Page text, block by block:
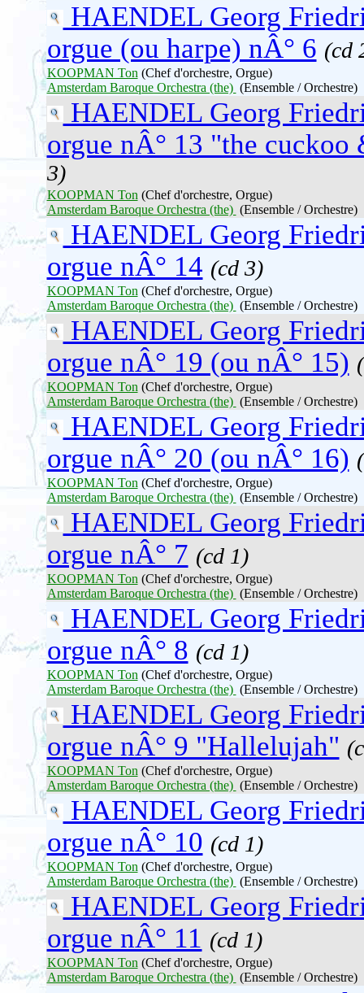
HAENDEL Georg
orgue (ou harpe) nÂ° 6 (cd
KOOPMAN Ton(Chef d'orchestre, Orgue)
Amsterdam Baroque Orchestra (the) (Ensemble / Orchestre)
HAENDEL Georg
orgue nÂ° 13 "the
3)
KOOPMAN Ton(Chef d'orchestre, Orgue)
Amsterdam Baroque Orchestra (the) (Ensemble / Orchestre)
HAENDEL Georg
orgue nÂ° 14 (cd 3)
KOOPMAN Ton(Chef d'orchestre, Orgue)
Amsterdam Baroque Orchestra (the) (Ensemble / Orchestre)
HAENDEL Georg
orgue nÂ° 19 (ou nÂ° 15)
KOOPMAN Ton(Chef d'orchestre, Orgue)
Amsterdam Baroque Orchestra (the) (Ensemble / Orchestre)
HAENDEL Georg
orgue nÂ° 20 (ou nÂ° 16)
KOOPMAN Ton(Chef d'orchestre, Orgue)
Amsterdam Baroque Orchestra (the) (Ensemble / Orchestre)
HAENDEL Georg
orgue nÂ° 7 (cd 1)
KOOPMAN Ton(Chef d'orchestre, Orgue)
Amsterdam Baroque Orchestra (the) (Ensemble / Orchestre)
HAENDEL Georg
orgue nÂ° 8 (cd 1)
KOOPMAN Ton(Chef d'orchestre, Orgue)
Amsterdam Baroque Orchestra (the) (Ensemble / Orchestre)
HAENDEL Georg
orgue nÂ° 9 "Hallelujah"
KOOPMAN Ton(Chef d'orchestre, Orgue)
Amsterdam Baroque Orchestra (the) (Ensemble / Orchestre)
HAENDEL Georg
orgue nÂ° 10 (cd 1)
KOOPMAN Ton(Chef d'orchestre, Orgue)
Amsterdam Baroque Orchestra (the) (Ensemble / Orchestre)
HAENDEL Georg
orgue nÂ° 11 (cd 1)
KOOPMAN Ton(Chef d'orchestre, Orgue)
Amsterdam Baroque Orchestra (the) (Ensemble / Orchestre)